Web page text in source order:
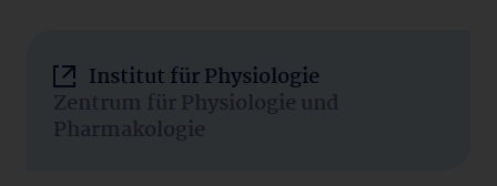
Institut für Physiologie
Zentrum für Physiologie und
Pharmakologie